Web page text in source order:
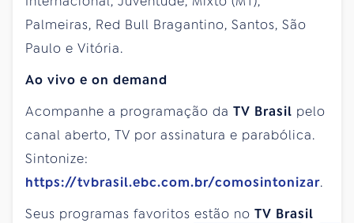
Palmeiras, Red Bull Bragantino, Santos, São
Paulo e Vitória.
Ao vivo e on demand
Acompanhe a programação da TV Brasil pelo
canal aberto, TV por assinatura e parabólica.
Sintonize:
https://tvbrasil.ebc.com.br/comosintonizar.
Seus programas favoritos estão no TV Brasil